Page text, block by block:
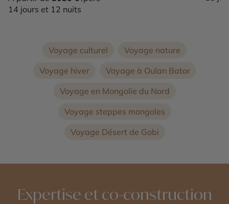
14 jours et 12 nuits
Voyage culturel
Voyage nature
Voyage hiver
Voyage à Oulan Bator
Voyage en Mongolie du Nord
Voyage steppes mongoles
Voyage Désert de Gobi
Expertise et co-construction